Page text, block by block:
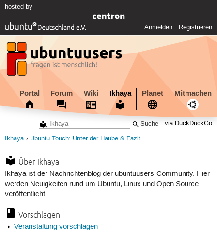
hosted by
Anmelden Registrieren
Portal Forum Wiki Ikhaya Planet Mitmachen
via DuckDuckGo
Ikhaya Ubuntu Touch: Unter der Haube & Fazit
Über Ikhaya
Ikhaya ist der Nachrichtenblog der ubuntuusers-Community. Hier
werden Neuigkeiten rund um Ubuntu, Linux und Open Source
veröffentlicht.
Vorschlagen
Veranstaltung vorschlagen